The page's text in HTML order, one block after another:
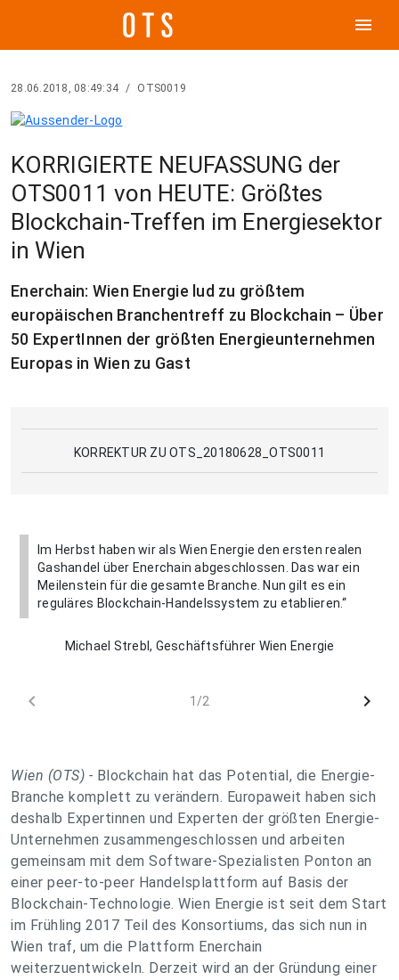
menu
28.06.2018, 08:49:34 / OTS0019
KORRIGIERTE NEUFASSUNG der
OTS0011 von HEUTE: Größtes
Blockchain-Treffen im Energiesektor
in Wien
Enerchain: Wien Energie lud zu größtem
europäischen Branchentreff zu Blockchain – Über
50 ExpertInnen der größten Energieunternehmen
Europas in Wien zu Gast
KORREKTUR ZU OTS_20180628_OTS0011
Im Herbst haben wir als Wien Energie den ersten realen
Gashandel über Enerchain abgeschlossen. Das war ein
Meilenstein für die gesamte Branche. Nun gilt es ein
reguläres Blockchain-Handelssystem zu etablieren.“
Michael Strebl, Geschäftsführer Wien Energie
chevron_left 1/2 chevron_right
Wien (OTS) - Blockchain hat das Potential, die Energie-
Branche komplett zu verändern. Europaweit haben sich
deshalb Expertinnen und Experten der größten Energie-
Unternehmen zusammengeschlossen und arbeiten
gemeinsam mit dem Software-Spezialisten Ponton an
einer peer-to-peer Handelsplattform auf Basis der
Blockchain-Technologie. Wien Energie ist seit dem Start
im Frühling 2017 Teil des Konsortiums, das sich nun in
Wien traf, um die Plattform Enerchain
weiterzuentwickeln. Derzeit wird an der Gründung einer